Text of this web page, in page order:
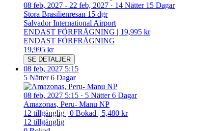
08 feb, 2027 - 22 feb, 2027 · 14 Nätter 15 Dagar
Stora Brasilienresan 15 dgr
Salvador International Airport
ENDAST FÖRFRÅGNING | 19,995 kr
ENDAST FÖRFRÅGNING
19,995 kr
SE DETALJER
08 feb, 2027 5:15
5 Nätter 6 Dagar
08 feb, 2027 5:15 · 5 Nätter 6 Dagar
Amazonas, Peru- Manu NP
12 tillgänglig | 0 Bokad | 5,480 kr
12 tillgänglig